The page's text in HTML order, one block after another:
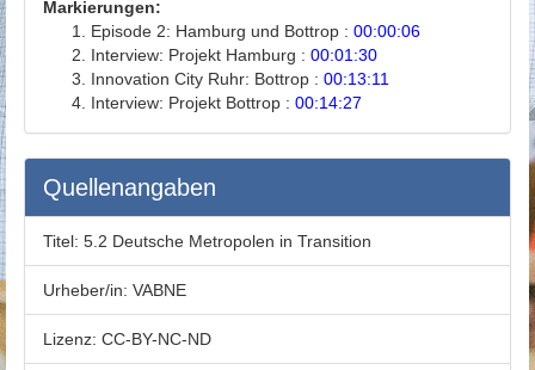
Markierungen:
Episode 2: Hamburg und Bottrop : 00:00:06
Interview: Projekt Hamburg : 00:01:30
Innovation City Ruhr: Bottrop : 00:13:11
Interview: Projekt Bottrop : 00:14:27
Quellenangaben
Titel: 5.2 Deutsche Metropolen in Transition
Urheber/in: VABNE
Lizenz: CC-BY-NC-ND